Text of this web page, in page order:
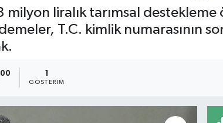
milyon liralık tarımsal
T.C. kimlik numarasının
1
GÖSTERIM